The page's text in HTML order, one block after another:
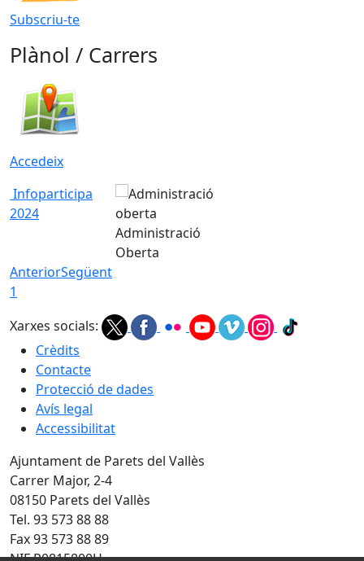
Subscriu-te
Plànol / Carrers
Accedeix
Infoparticipa
2024
Administració
Oberta
AnteriorSegüent
1
Xarxes socials:
Crèdits
Contacte
Protecció de dades
Avís legal
Accessibilitat
Ajuntament de Parets del Vallès
Carrer Major, 2-4
08150 Parets del Vallès
Tel. 93 573 88 88
Fax 93 573 88 89